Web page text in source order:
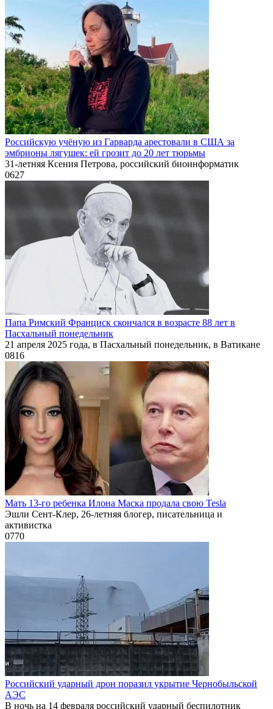
Российскую учёную из Гарварда арестовали в США за
эмбрионы лягушек: ей грозит до 20 лет тюрьмы
31-летняя Ксения Петрова, российский биоинформатик
0627
Папа Римский Франциск скончался в возрасте 88 лет в
Пасхальный понедельник
21 апреля 2025 года, в Пасхальный понедельник, в Ватикане
0816
Мать 13-го ребенка Илона Маска продала свою Tesla
Эшли Сент-Клер, 26-летняя блогер, писательница и
активистка
0770
Российский ударный дрон поразил укрытие Чернобыльской
АЭС
В ночь на 14 февраля российский ударный беспилотник